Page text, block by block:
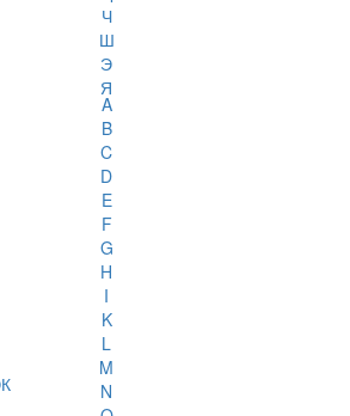
Ч
Ш
Э
Я
A
B
C
D
E
F
G
H
I
K
L
M
N